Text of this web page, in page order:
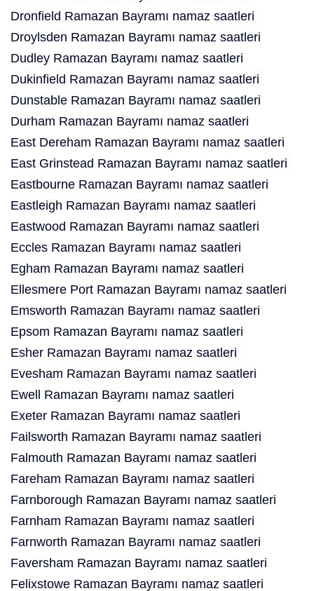
Dronfield Ramazan Bayramı namaz saatleri
Droylsden Ramazan Bayramı namaz saatleri
Dudley Ramazan Bayramı namaz saatleri
Dukinfield Ramazan Bayramı namaz saatleri
Dunstable Ramazan Bayramı namaz saatleri
Durham Ramazan Bayramı namaz saatleri
East Dereham Ramazan Bayramı namaz saatleri
East Grinstead Ramazan Bayramı namaz saatleri
Eastbourne Ramazan Bayramı namaz saatleri
Eastleigh Ramazan Bayramı namaz saatleri
Eastwood Ramazan Bayramı namaz saatleri
Eccles Ramazan Bayramı namaz saatleri
Egham Ramazan Bayramı namaz saatleri
Ellesmere Port Ramazan Bayramı namaz saatleri
Emsworth Ramazan Bayramı namaz saatleri
Epsom Ramazan Bayramı namaz saatleri
Esher Ramazan Bayramı namaz saatleri
Evesham Ramazan Bayramı namaz saatleri
Ewell Ramazan Bayramı namaz saatleri
Exeter Ramazan Bayramı namaz saatleri
Failsworth Ramazan Bayramı namaz saatleri
Falmouth Ramazan Bayramı namaz saatleri
Fareham Ramazan Bayramı namaz saatleri
Farnborough Ramazan Bayramı namaz saatleri
Farnham Ramazan Bayramı namaz saatleri
Farnworth Ramazan Bayramı namaz saatleri
Faversham Ramazan Bayramı namaz saatleri
Felixstowe Ramazan Bayramı namaz saatleri